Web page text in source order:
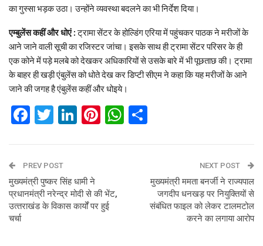
का गुस्सा भड़क उठा। उन्होंने व्यवस्था बदलने का भी निर्देश दिया।
एम्बुलेंस कहीं और धोएं :ट्रामा सेंटर के होल्डिंग एरिया में पहुंचकर पाठक ने मरीजों के
आने जाने वाली सूची का रजिस्टर जांचा। इसके साथ ही ट्रामा सेंटर परिसर के ही
एक कोने में पड़े मलबे को देखकर अधिकारियों से उसके बारे में भी पूछताछ की। ट्रामा
के बाहर ही खड़ी एंबुलेंस को धोते देख कर डिप्टी सीएम ने कहा कि यह मरीजों के आने
जाने की जगह है एंबुलेंस कहीं और धोइये।
Facebook
Twitter
LinkedIn
Pinterest
WhatsApp
PREV POST
मुख्यमंत्री पुष्कर सिंह धामी ने
प्रधानमंत्री नरेन्द्र मोदी से की भेंट,
उत्‍तराखंड के विकास कार्यों पर हुई
चर्चा
NEXT POST
मुख्यमंत्री ममता बनर्जी ने राज्यपाल
जगदीप धनखड़ पर नियुक्तियों से
संबंधित फाइल को लेकर टालमटोल
करने का लगाया आरोप